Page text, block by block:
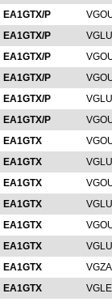
EA1GTX/P
EA1GTX/P
EA1GTX/P
EA1GTX/P
EA1GTX/P
EA1GTX/P
EA1GTX
EA1GTX
EA1GTX
EA1GTX
EA1GTX
EA1GTX
EA1GTX
EA1GTX